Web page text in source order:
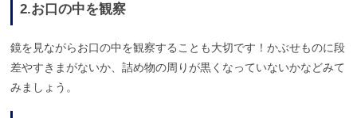
2.お口の中を観察
鏡を見ながらお口の中を観察することも大切です！かぶせものに段
差やすきまがないか、詰め物の周りが黒くなっていないかなどみて
みましょう。